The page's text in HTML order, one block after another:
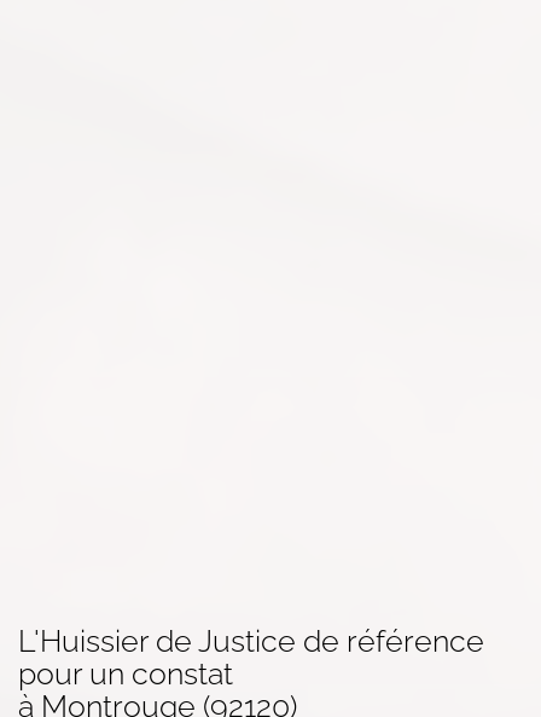
L'Huissier de Justice de référence
pour un constat
à Montrouge (92120)